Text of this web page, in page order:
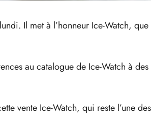
Il met à l’honneur Ice-Watch,
au catalogue de Ice-Watch à
vente Ice-Watch, qui reste l’une